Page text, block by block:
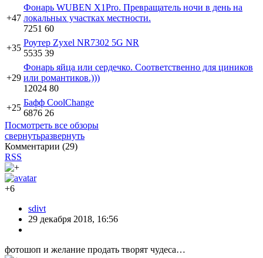
+47
Фонарь WUBEN X1Pro. Превращатель ночи в день на
локальных участках местности.
7251 60
+35
Роутер Zyxel NR7302 5G NR
5535 39
+29
Фонарь яйца или сердечко. Соответственно для циников
или романтиков.)))
12024 80
+25
Бафф CoolChange
6876 26
Посмотреть все обзоры
свернутьразвернуть
Комментарии (29)
RSS
+6
sdivt
29 декабря 2018, 16:56
фотошоп и желание продать творят чудеса…